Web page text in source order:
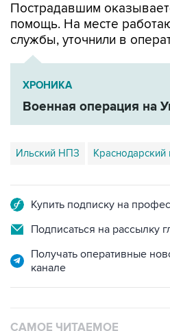
Пострадавшим
помощь. На месте
службы, уточнили в
ХРОНИКА
Военная операция на
Ильский НПЗ Краснодарский
Купить подписку на
Подписаться на рассылку
Получать оперативные
канале
САМОЕ ЧИТАЕМОЕ